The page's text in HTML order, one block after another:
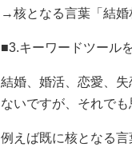
→核となる言葉「結婚
■3.キーワードツール
結婚、婚活、恋愛、
ないですが、それで
例えば既に核となる言